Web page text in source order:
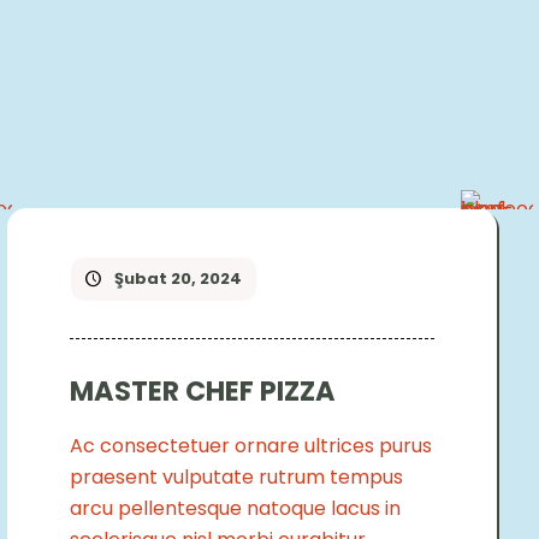
Şubat 20, 2024
MASTER CHEF PIZZA
Ac consectetuer ornare ultrices purus
praesent vulputate rutrum tempus
arcu pellentesque natoque lacus in